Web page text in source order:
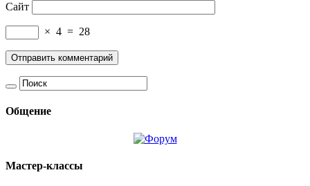
Сайт
× 4 = 28
Общение
Мастер-классы